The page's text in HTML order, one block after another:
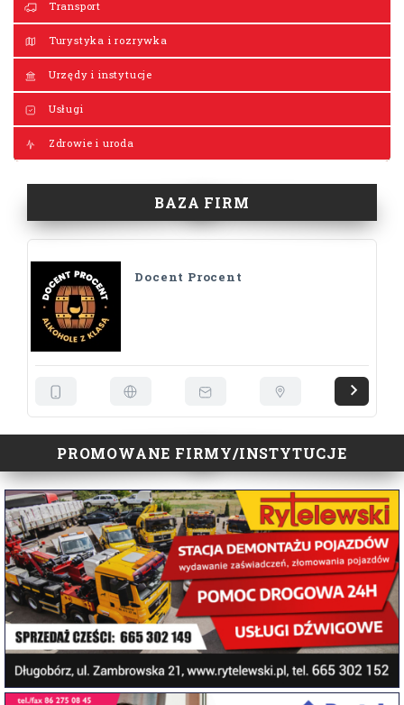
Transport
Turystyka i rozrywka
Urzędy i instytucje
Usługi
Zdrowie i uroda
BAZA FIRM
Docent Procent
PROMOWANE FIRMY/INSTYTUCJE